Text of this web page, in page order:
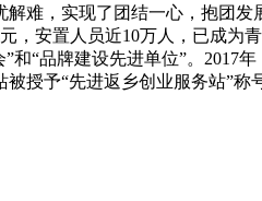
难，实现了团结一心，抱团
安置人员近10万人，已成为
“品牌建设先进单位”。2017
授予“先进返乡创业服务站”